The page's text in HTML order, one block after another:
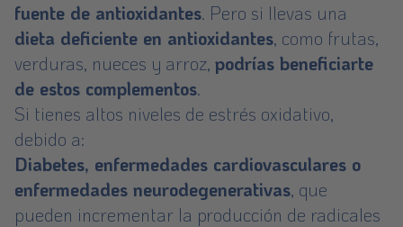
fuente de antioxidantes. Pero si llevas una
dieta deficiente en antioxidantes, como frutas,
verduras, nueces y arroz, podrías beneficiarte
de estos complementos.
Si tienes altos niveles de estrés oxidativo,
debido a:
Diabetes, enfermedades cardiovasculares o
enfermedades neurodegenerativas, que
pueden incrementar la producción de radicales